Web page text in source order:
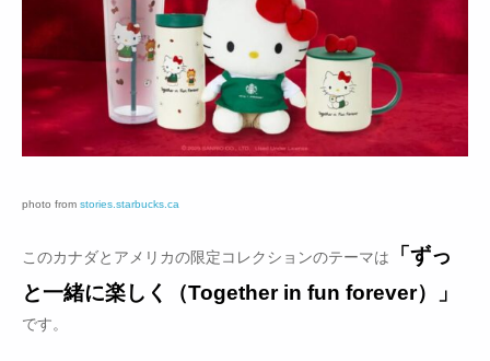
photo from stories.starbucks.ca
このカナダとアメリカの限定コレクションのテーマは
「ずっ
と一緒に楽しく（Together in fun forever）」
です。